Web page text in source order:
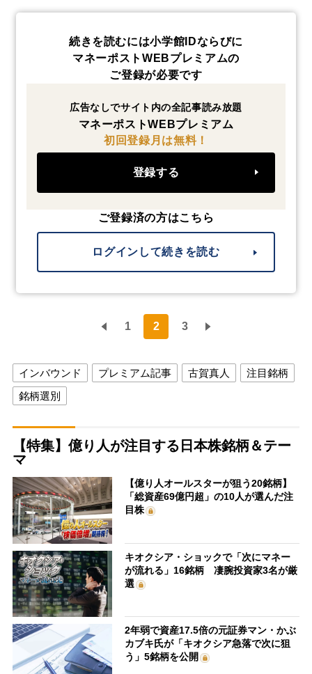
続きを読むには小学館IDならびに
マネーポストWEBプレミアムの
ご登録が必要です
広告なしでサイト内の全記事読み放題
マネーポストWEBプレミアム
初回登録月は無料！
登録する
ご登録済の方はこちら
ログインして続きを読む
1 2 3
インバウンド プレミアム記事 古賀真人
注目銘柄
銘柄選別
【特集】億り人が注目する日本株銘柄＆テー
マ
【億り人オールスターが狙う20銘柄】
「総資産69億円超」の10人が選んだ注
目株
キオクシア・ショックで「次にマネー
が流れる」16銘柄 凄腕投資家3名が厳
選
2年弱で資産17.5倍の元証券マン・かぶ
カブキ氏が「キオクシア急落で次に狙
う」5銘柄を公開